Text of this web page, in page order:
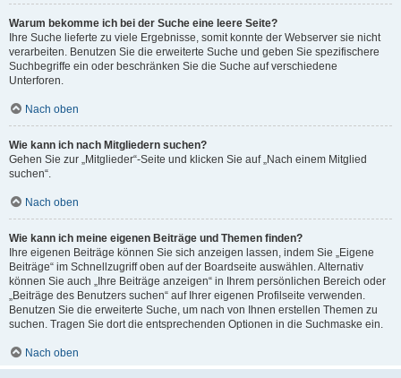
Warum bekomme ich bei der Suche eine leere Seite?
Ihre Suche lieferte zu viele Ergebnisse, somit konnte der Webserver sie nicht
verarbeiten. Benutzen Sie die erweiterte Suche und geben Sie spezifischere
Suchbegriffe ein oder beschränken Sie die Suche auf verschiedene
Unterforen.
Nach oben
Wie kann ich nach Mitgliedern suchen?
Gehen Sie zur „Mitglieder“-Seite und klicken Sie auf „Nach einem Mitglied
suchen“.
Nach oben
Wie kann ich meine eigenen Beiträge und Themen finden?
Ihre eigenen Beiträge können Sie sich anzeigen lassen, indem Sie „Eigene
Beiträge“ im Schnellzugriff oben auf der Boardseite auswählen. Alternativ
können Sie auch „Ihre Beiträge anzeigen“ in Ihrem persönlichen Bereich oder
„Beiträge des Benutzers suchen“ auf Ihrer eigenen Profilseite verwenden.
Benutzen Sie die erweiterte Suche, um nach von Ihnen erstellen Themen zu
suchen. Tragen Sie dort die entsprechenden Optionen in die Suchmaske ein.
Nach oben